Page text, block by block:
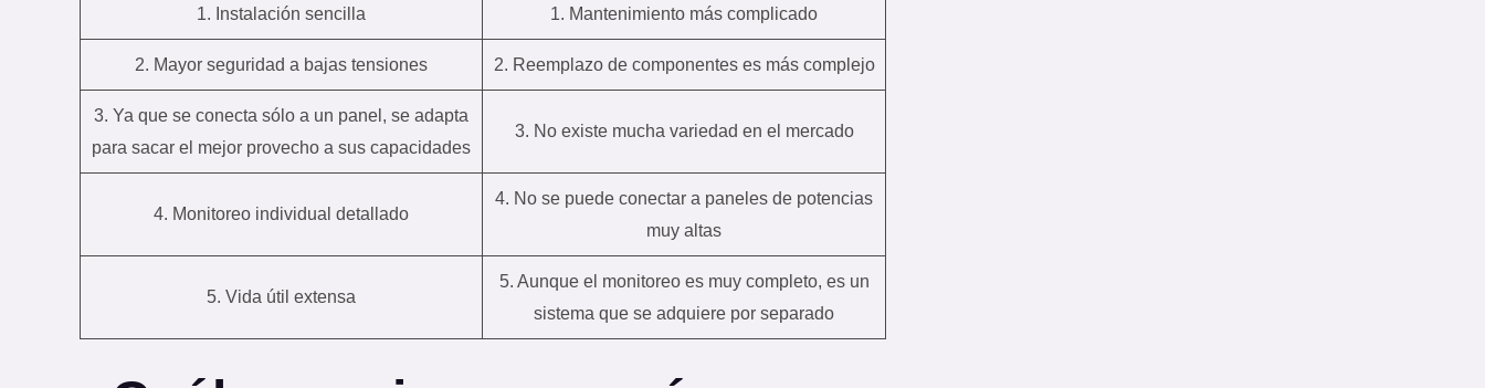
1. Instalación sencilla 1. Mantenimiento más complicado
2. Mayor seguridad a bajas tensiones 2. Reemplazo de componentes es más complejo
3. Ya que se conecta sólo a un panel, se adapta
para sacar el mejor provecho a sus capacidades
3. No existe mucha variedad en el mercado
4. Monitoreo individual detallado
4. No se puede conectar a paneles de potencias
muy altas
5. Vida útil extensa
5. Aunque el monitoreo es muy completo, es un
sistema que se adquiere por separado